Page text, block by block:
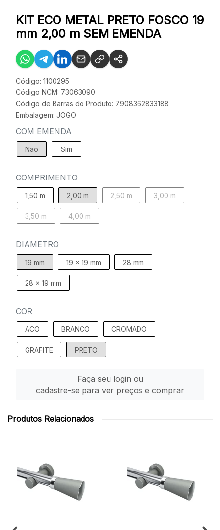
KIT ECO METAL PRETO FOSCO 19
mm 2,00 m SEM EMENDA
Código: 1100295
Código NCM: 73063090
Código de Barras do Produto: 7908362833188
Embalagem: JOGO
COM EMENDA
Nao Sim
COMPRIMENTO
1,50 m 2,00 m 2,50 m 3,00 m
3,50 m 4,00 m
DIAMETRO
19 mm 19 x 19 mm 28 mm
28 x 19 mm
COR
ACO BRANCO CROMADO
GRAFITE PRETO
Faça seu login ou
cadastre-se para ver preços e comprar
Produtos Relacionados